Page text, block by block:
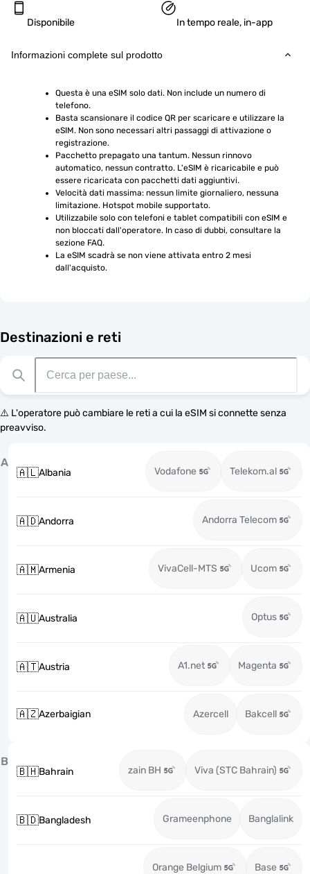
Disponibile In tempo reale, in-app
Informazioni complete sul prodotto
Questa è una eSIM solo dati. Non include un numero di
telefono.
Basta scansionare il codice QR per scaricare e utilizzare la
eSIM. Non sono necessari altri passaggi di attivazione o
registrazione.
Pacchetto prepagato una tantum. Nessun rinnovo
automatico, nessun contratto. L'eSIM è ricaricabile e può
essere ricaricata con pacchetti dati aggiuntivi.
Velocità dati massima: nessun limite giornaliero, nessuna
limitazione. Hotspot mobile supportato.
Utilizzabile solo con telefoni e tablet compatibili con eSIM e
non bloccati dall'operatore. In caso di dubbi, consultare la
sezione FAQ.
La eSIM scadrà se non viene attivata entro 2 mesi
dall'acquisto.
Destinazioni e reti
⚠️ L'operatore può cambiare le reti a cui la eSIM si connette senza
preavviso.
A
🇦🇱Albania Vodafone Telekom.al
🇦🇩Andorra Andorra Telecom
🇦🇲Armenia VivaCell-MTS Ucom
🇦🇺Australia Optus
🇦🇹Austria A1.net Magenta
🇦🇿Azerbaigian Azercell Bakcell
B
🇧🇭Bahrain zain BH Viva (STC Bahrain)
🇧🇩Bangladesh Grameenphone Banglalink
Orange Belgium Base